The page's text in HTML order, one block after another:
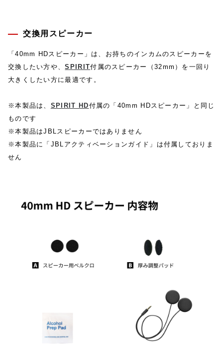
交換用スピーカー
「40mm HDスピーカー」は、お持ちのインカムのスピーカーを
交換したい方や、SPIRIT付属のスピーカー（32mm）を一回り
大きくしたい方に最適です。
※本製品は、 SPIRIT HD付属の「40mm HDスピーカー」と同じ
ものです
※本製品はJBLスピーカーではありません
※本製品に「JBLアクティベーションガイド」は付属しておりま
せん